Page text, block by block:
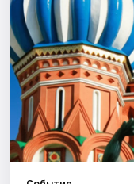
Выставки
Квесты
Экскурсии
Спорт
События